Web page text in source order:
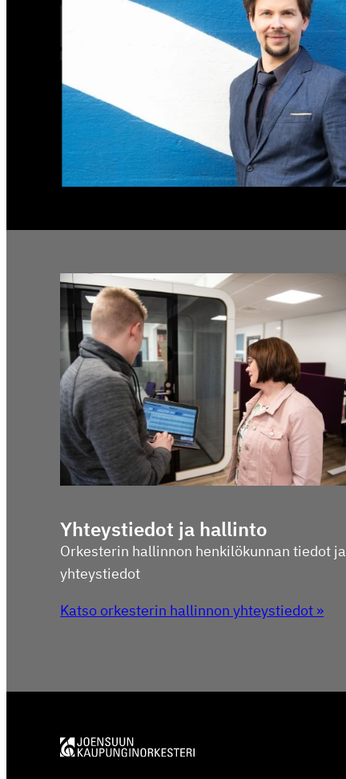
Yhteys­tiedot ja hallinto
Orkes­terin hallinnon henki­lö­kunnan tiedot ja
yhteystiedot
Katso orkes­terin hallinnon yhteystiedot »